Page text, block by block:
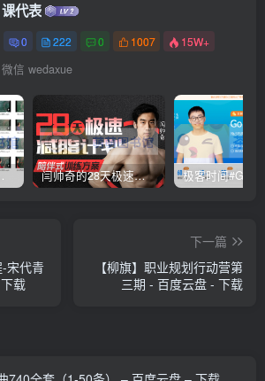
课代表
0 222 0 1007 15W+
微信 wedaxue
法》 – 百度云盘 – 下载 闫帅奇的28天极速减脂计划 – 网盘分享 – 下载
宋代青
载
下一篇
【柳旗】职业规划行动营第
三期 - 百度云盘 - 下载